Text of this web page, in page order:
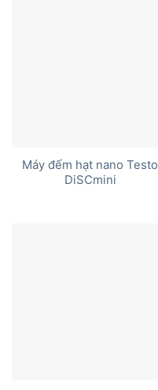
Máy đếm hạt nano Testo
DiSCmini